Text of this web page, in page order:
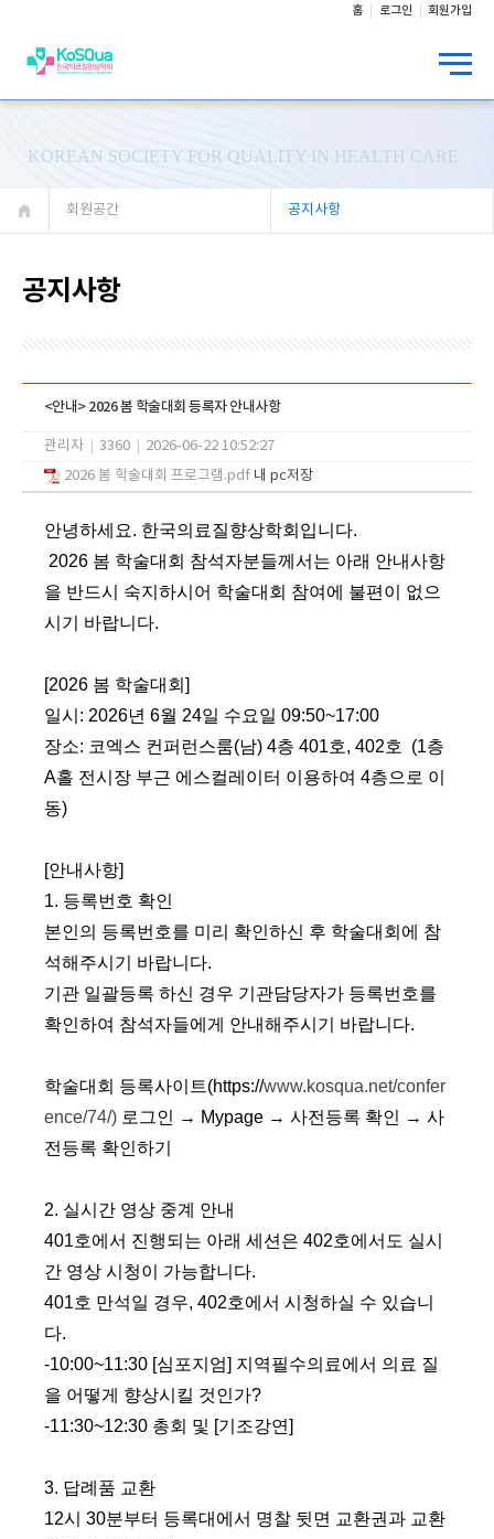
홈 로그인 회원가입
KOREAN SOCIETY FOR QUALITY IN HEALTH CARE
회원공간 공지사항
공지사항
<안내> 2026 봄 학술대회 등록자 안내사항
관리자 3360
2026-06-22 10:52:27
2026 봄 학술대회 프로그램.pdf 내 pc저장
안녕하세요. 한국의료질향상학회입니다.
2026 봄 학술대회 참석자분들께서는 아래 안내사항
을 반드시 숙지하시어 학술대회 참여에 불편이 없으
시기 바랍니다.
[2026 봄 학술대회 ]
일시 : 2026년 6월 24일 수요일 09:50~17:00
장소: 코엑스 컨퍼런스룸(남) 4층 401호, 402호 (1층
A홀 전시장 부근 에스컬레이터 이용하여 4층으로 이
동)
[안내사항]
1. 등록번호 확인
본인의 등록번호를 미리 확인하신 후 학술대회에 참
석해주시기 바랍니다.
기관 일괄등록 하신 경우 기관담당자가 등록번호를
확인하여 참석자들에게 안내해주시기 바랍니다.
학술대회 등록사이트(https://www.kosqua.net/confer
ence/74/) 로그인 → Mypage → 사전등록 확인 →​ 사
전등록 확인하기
2. 실시간 영상 중계 안내
401호에서 진행되는 아래 세션은 402호에서도 실시
간 영상 시청이 가능합니다.
401호 만석일 경우, 402호에서 시청하실 수 있습니
다.
-10:00~11:30 [심포지엄] 지역필수의료에서 의료 질
을 어떻게 향상시킬 것인가?
-11:30~12:30 총회 및 [기조강연]
3. 답례품 교환
12시 30분부터 등록대에서 명찰 뒷면 교환권과 교환